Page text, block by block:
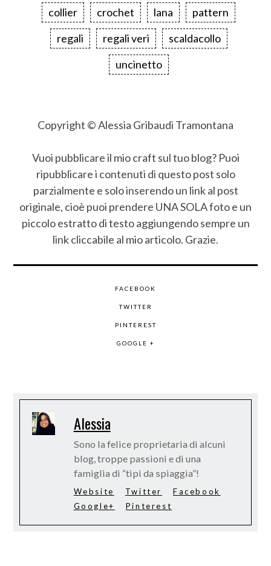
collier crochet lana
pattern
regali
regali veri
scaldacollo
uncinetto
Copyright © Alessia Gribaudi Tramontana
Vuoi pubblicare il mio craft sul tuo blog? Puoi
ripubblicare i contenuti di questo post solo
parzialmente e solo inserendo un link al post
originale, cioè puoi prendere UNA SOLA foto e un
piccolo estratto di testo aggiungendo sempre un
link cliccabile al mio articolo. Grazie.
FACEBOOK
TWITTER
PINTEREST
GOOGLE +
Alessia
Sono la felice proprietaria di alcuni
blog, troppe passioni e di una
famiglia di “tipi da spiaggia”!
Website Twitter
Facebook
Google+
Pinterest